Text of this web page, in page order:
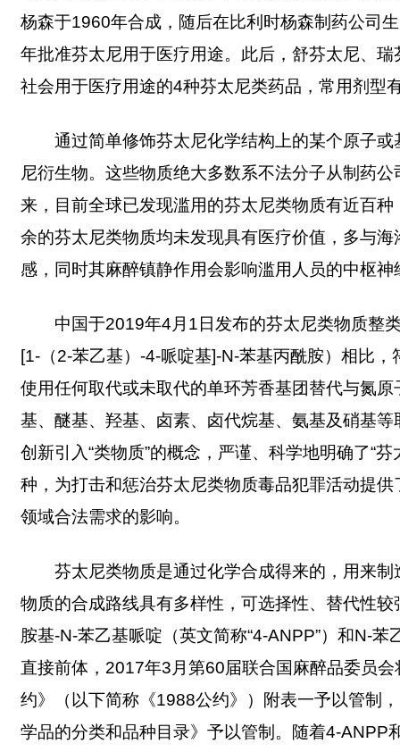
杨森于1960年合成，随后在比利时杨森制药公司
年批准芬太尼用于医疗用途。此后，舒芬太尼、
社会用于医疗用途的4种芬太尼类药品，常用剂型
通过简单修饰芬太尼化学结构上的某个原子
尼衍生物。这些物质绝大多数系不法分子从制药
来，目前全球已发现滥用的芬太尼类物质有近百
余的芬太尼类物质均未发现具有医疗价值，多与
感，同时其麻醉镇静作用会影响滥用人员的中枢
中国于2019年4月1日发布的芬太尼类物质整
[1-（2-苯乙基）-4-哌啶基]-N-苯基丙酰胺）相比
使用任何取代或未取代的单环芳香基团替代与氮
基、醚基、羟基、卤素、卤代烷基、氨基及硝基
创新引入“类物质”的概念，严谨、科学地明确了“
种，为打击和惩治芬太尼类物质毒品犯罪活动提
领域合法需求的影响。
芬太尼类物质是通过化学合成得来的，用来
物质的合成路线具有多样性，可选择性、替代性
胺基-N-苯乙基哌啶（英文简称“4-ANPP”）和N-
直接前体，2017年3月第60届联合国麻醉品委员
约》（以下简称《1988公约》）附表一予以管制
学品的分类和品种目录》予以管制。随着4-